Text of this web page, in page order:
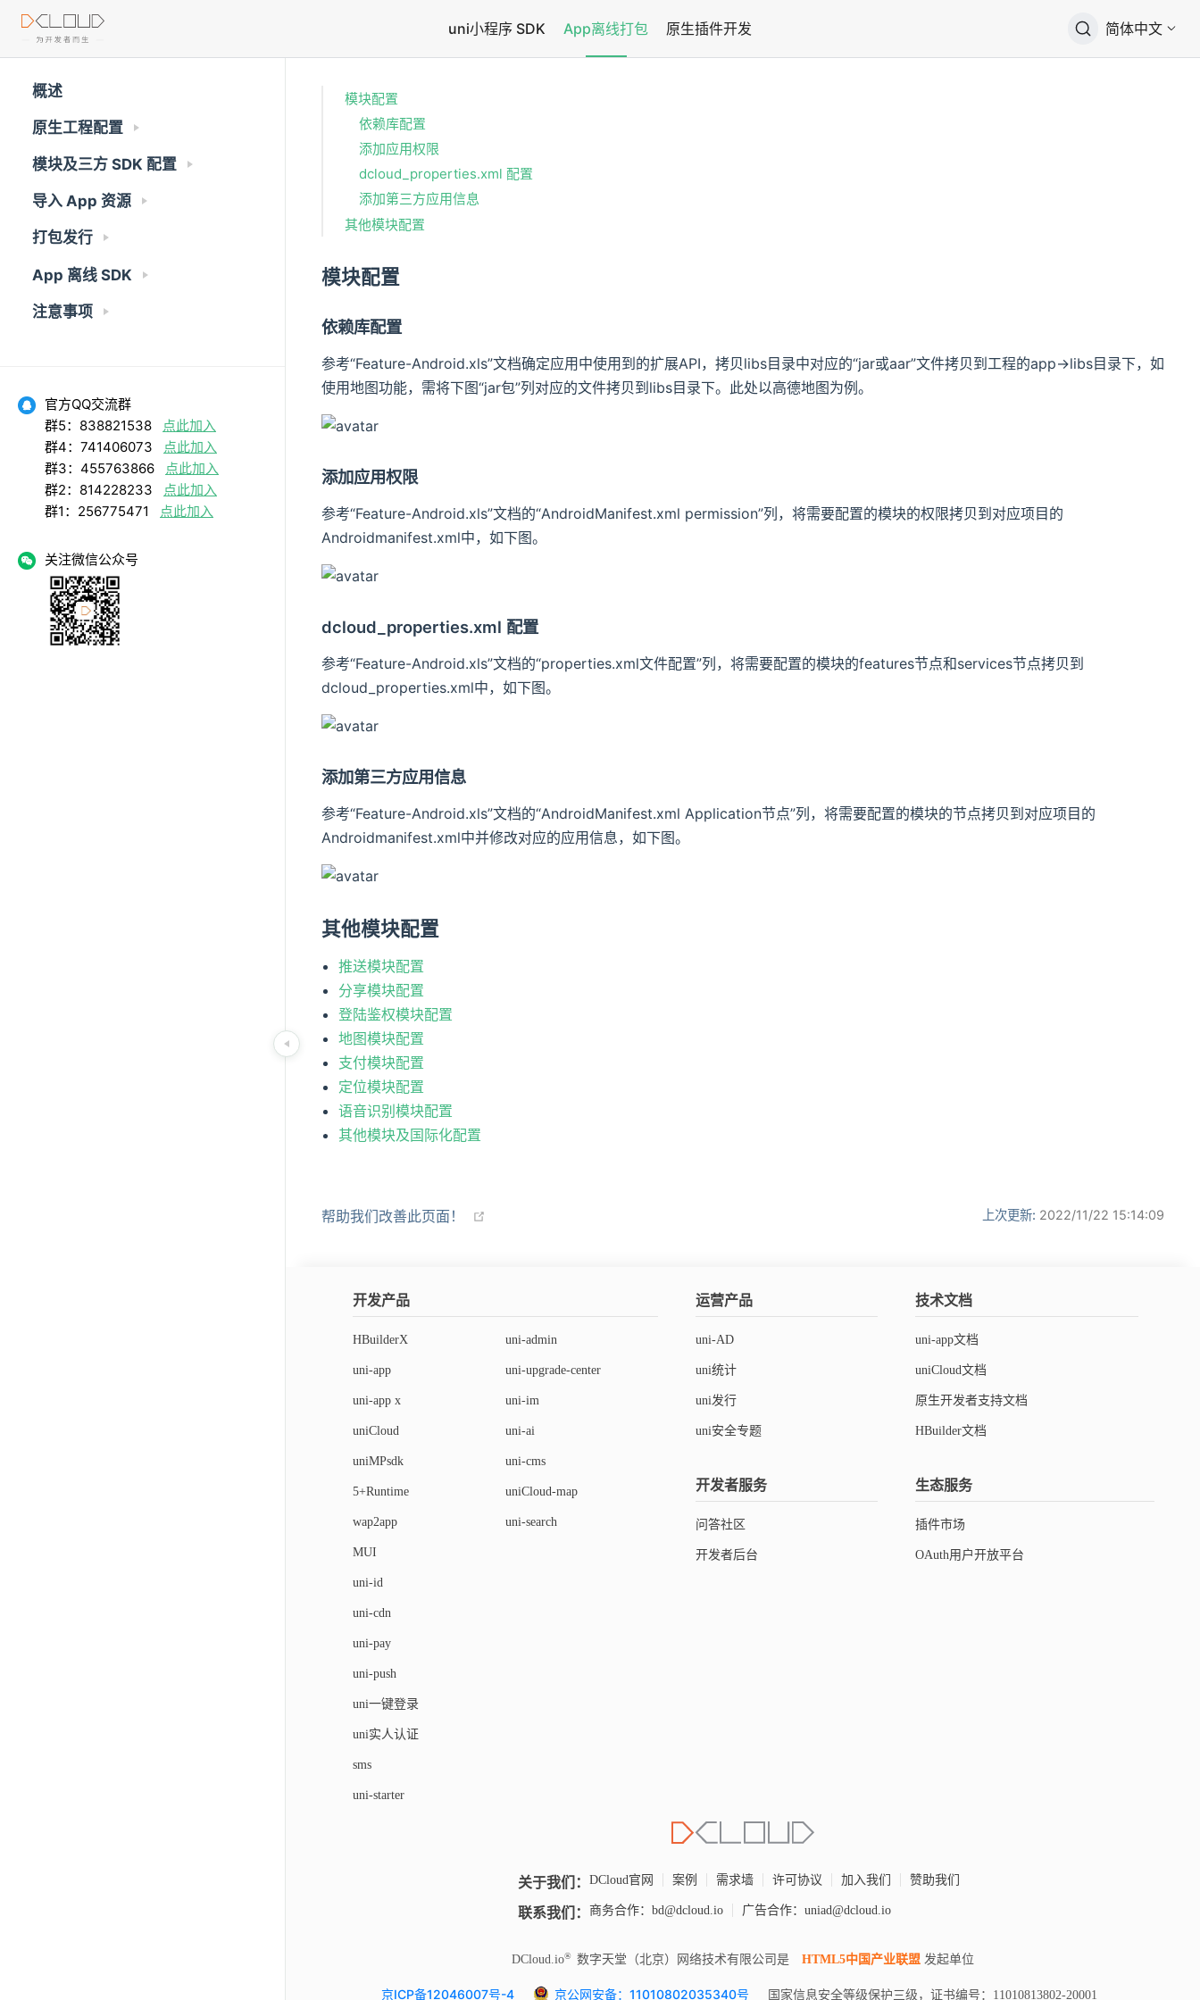
uni小程序 SDK App离线打包 原生插件开发 简体中文
概述
原生工程配置
模块及三方 SDK 配置
导入 App 资源
打包发行
App 离线 SDK
注意事项
官方QQ交流群
群5：838821538
点此加入
群4：741406073
点此加入
群3：455763866
点此加入
群2：814228233
点此加入
群1：256775471
点此加入
关注微信公众号
模块配置
依赖库配置
添加应用权限
dcloud_properties.xml 配置
添加第三方应用信息
其他模块配置
模块配置
依赖库配置
参考“Feature-Android.xls”文档确定应用中使用到的扩展API，拷贝libs目录中对应的“jar或aar”文件拷贝到工程的app->libs目录下，如
使用地图功能，需将下图“jar包”列对应的文件拷贝到libs目录下。此处以高德地图为例。
添加应用权限
参考“Feature-Android.xls”文档的“AndroidManifest.xml permission”列，将需要配置的模块的权限拷贝到对应项目的
Androidmanifest.xml中，如下图。
dcloud_properties.xml 配置
参考“Feature-Android.xls”文档的“properties.xml文件配置”列，将需要配置的模块的features节点和services节点拷贝到
dcloud_properties.xml中，如下图。
添加第三方应用信息
参考“Feature-Android.xls”文档的“AndroidManifest.xml Application节点”列，将需要配置的模块的节点拷贝到对应项目的
Androidmanifest.xml中并修改对应的应用信息，如下图。
其他模块配置
推送模块配置
分享模块配置
登陆鉴权模块配置
地图模块配置
支付模块配置
定位模块配置
语音识别模块配置
其他模块及国际化配置
帮助我们改善此页面！ 上次更新: 2022/11/22 15:14:09
开发产品
HBuilderX
uni-app
uni-app x
uniCloud
uniMPsdk
5+Runtime
wap2app
MUI
uni-id
uni-cdn
uni-pay
uni-push
uni一键登录
uni实人认证
sms
uni-starter
uni-admin
uni-upgrade-center
uni-im
uni-ai
uni-cms
uniCloud-map
uni-search
运营产品
uni-AD
uni统计
uni发行
uni安全专题
开发者服务
问答社区
开发者后台
技术文档
uni-app文档
uniCloud文档
原生开发者支持文档
HBuilder文档
生态服务
插件市场
OAuth用户开放平台
关于我们： DCloud官网 案例 需求墙 许可协议 加入我们 赞助我们
联系我们： 商务合作：bd@dcloud.io 广告合作：uniad@dcloud.io
DCloud.io 数字天堂（北京）网络技术有限公司是 HTML5中国产业联盟 发起单位
京ICP备12046007号-4 京公网安备：11010802035340号 国家信息安全等级保护三级，证书编号：11010813802-20001